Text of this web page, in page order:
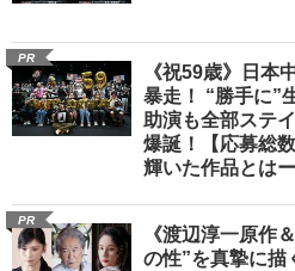
PR
《祝59歳》日本
暴走！ “勝手に”
助演も全部ステ
爆誕！【応募総
輝いた作品とはー
PR
《渡辺淳一原作
の性”を真摯に描